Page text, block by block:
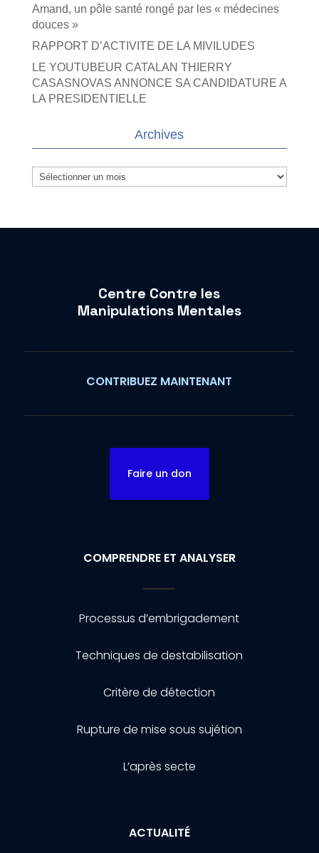
Amand, un pôle santé rongé par les « médecines
douces »
RAPPORT D’ACTIVITE DE LA MIVILUDES
LE YOUTUBEUR CATALAN THIERRY
CASASNOVAS ANNONCE SA CANDIDATURE A
LA PRESIDENTIELLE
Archives
Archives
Centre Contre les
Manipulations Mentales
CONTRIBUEZ MAINTENANT
Faire un don
COMPRENDRE ET ANALYSER
Processus d’embrigadement
Techniques de destabilisation
Critère de détection
Rupture de mise sous sujétion
L’après secte
ACTUALITÉ